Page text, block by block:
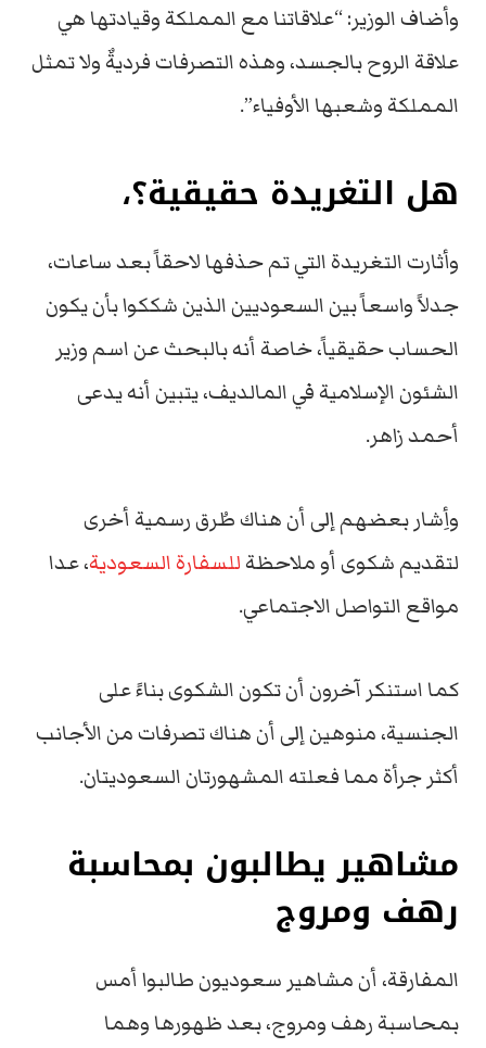
وأضاف الوزير: “علاقاتنا مع المملكة وقيادتها هي
علاقة الروح بالجسد، وهذه التصرفات فرديةٌ ولا تمثل
المملكة وشعبها الأوفياء”.
هل التغريدة حقيقية؟،
وأثارت التغريدة التي تم حذفها لاحقاً بعد ساعات،
جدلاً واسعاً بين السعوديين الذين شككوا بأن يكون
الحساب حقيقياً، خاصة أنه بالبحث عن اسم وزير
الشئون الإسلامية في المالديف، يتبين أنه يدعى
أحمد زاهر.
وأِشار بعضهم إلى أن هناك طُرق رسمية أخرى
لتقديم شكوى أو ملاحظةللسفارة السعودية، عدا
مواقع التواصل الاجتماعي.
كما استنكر آخرون أن تكون الشكوى بناءً على
الجنسية، منوهين إلى أن هناك تصرفات من الأجانب
أكثر جرأة مما فعلته المشهورتان السعوديتان.
مشاهير يطالبون بمحاسبة
رهف ومروج
المفارقة، أن مشاهير سعوديون طالبوا أمس
بمحاسبة رهف ومروج، بعد ظهورها وهما